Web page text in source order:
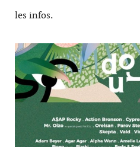
les infos.